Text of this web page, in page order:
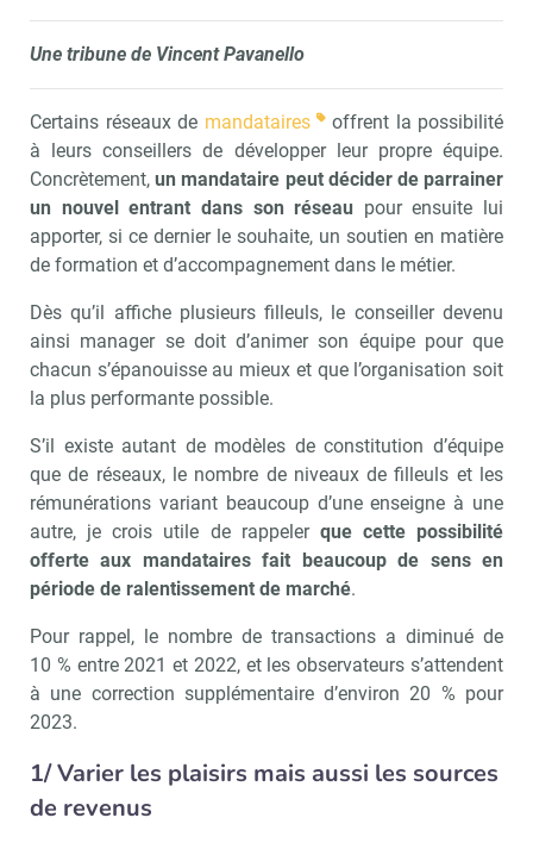
Une tribune de Vincent Pavanello
Certains réseaux de mandataires
offrent la possibilité
à leurs conseillers de développer leur propre équipe.
Concrètement,un mandataire peut décider de parrainer
un nouvel entrant dans son réseau pour ensuite lui
apporter, si ce dernier le souhaite, un soutien en matière
de formation et d’accompagnement dans le métier.
Dès qu’il affiche plusieurs filleuls, le conseiller devenu
ainsi manager se doit d’animer son équipe pour que
chacun s’épanouisse au mieux et que l’organisation soit
la plus performante possible.
S’il existe autant de modèles de constitution d’équipe
que de réseaux, le nombre de niveaux de filleuls et les
rémunérations variant beaucoup d’une enseigne à une
autre, je crois utile de rappeler que cette possibilité
offerte aux mandataires fait beaucoup de sens en
période de ralentissement de marché.
Pour rappel, le nombre de transactions a diminué de
10 % entre 2021 et 2022, et les observateurs s’attendent
à une correction supplémentaire d’environ 20 % pour
2023.
1/ Varier les plaisirs mais aussi les sources
de revenus